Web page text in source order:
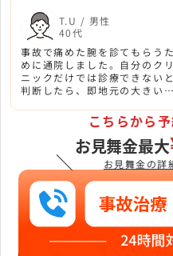
T.U / 男性
40代
事故で痛めた腕を診てもらうた
めに通院しました。自分のクリ
ニックだけでは診療できないと
判断したら、即地元の大きい病
りと思います。
＼
こちらから
お見舞金最大
お見舞金の詳